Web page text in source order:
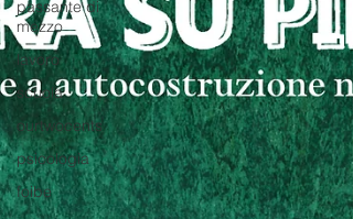
passante di
mezzo
lavoro
scuola
ourtwocents
psicologia
foibe